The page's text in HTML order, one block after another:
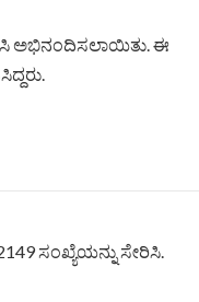
ಅಭಿನಂದಿಸಲಾಯಿತು. ಈ
ಸಂಖ್ಯೆಯನ್ನು ಸೇರಿಸಿ.